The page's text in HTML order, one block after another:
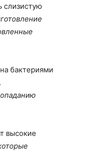
слизистую
бактериями
высокие